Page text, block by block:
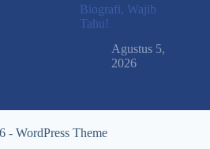
Biografi, Wajib
Tahu!
Agustus 5,
2026
- WordPress Theme